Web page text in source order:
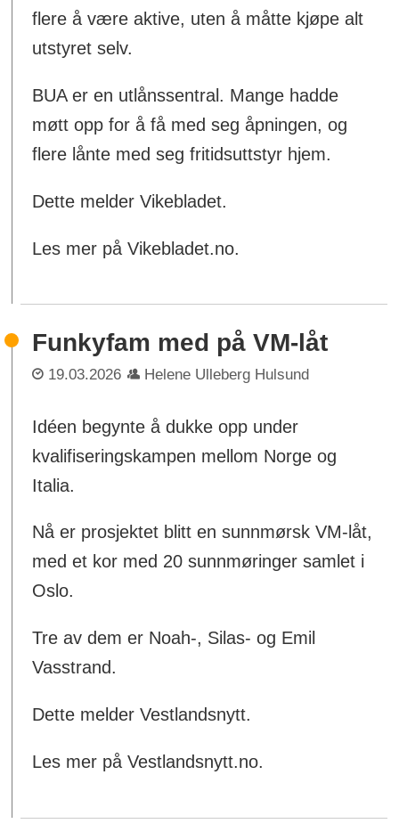
flere å være aktive, uten å måtte kjøpe alt
utstyret selv.
BUA er en utlånssentral. Mange hadde
møtt opp for å få med seg åpningen, og
flere lånte med seg fritidsuttstyr hjem.
Dette melder Vikebladet.
Les mer på Vikebladet.no.
Funkyfam med på VM-låt
19.03.2026 Helene Ulleberg Hulsund
Idéen begynte å dukke opp under
kvalifiseringskampen mellom Norge og
Italia.
Nå er prosjektet blitt en sunnmørsk VM-låt,
med et kor med 20 sunnmøringer samlet i
Oslo.
Tre av dem er Noah-, Silas- og Emil
Vasstrand.
Dette melder Vestlandsnytt.
Les mer på Vestlandsnytt.no.